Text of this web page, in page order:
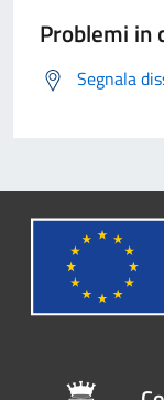
Problemi in
Segnala